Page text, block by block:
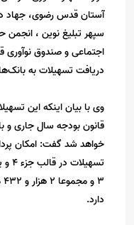
آستان قدس رضوی، جهاد
سپهر تبلیغ نوین ، انجمن
اجتماعی و صندوق نوآوری
دریافت تسهیلات به
دارد.